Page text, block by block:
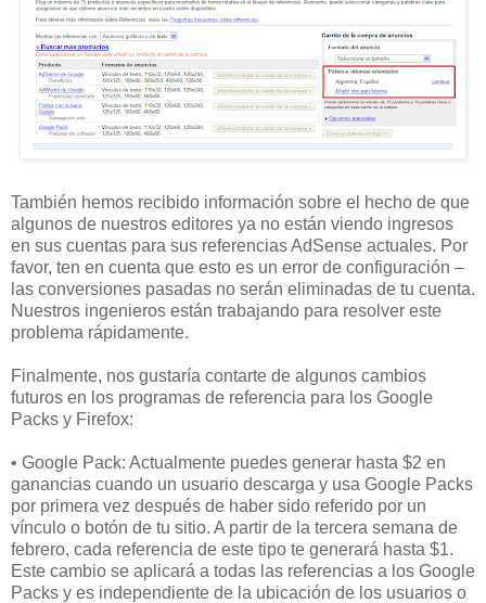
También hemos recibido información sobre el hecho de que
algunos de nuestros editores ya no están viendo ingresos
en sus cuentas para sus referencias AdSense actuales. Por
favor, ten en cuenta que esto es un error de configuración –
las conversiones pasadas no serán eliminadas de tu cuenta.
Nuestros ingenieros están trabajando para resolver este
problema rápidamente.
Finalmente, nos gustaría contarte de algunos cambios
futuros en los programas de referencia para los Google
Packs y Firefox:
• Google Pack: Actualmente puedes generar hasta $2 en
ganancias cuando un usuario descarga y usa Google Packs
por primera vez después de haber sido referido por un
vínculo o botón de tu sitio. A partir de la tercera semana de
febrero, cada referencia de este tipo te generará hasta $1.
Este cambio se aplicará a todas las referencias a los Google
Packs y es independiente de la ubicación de los usuarios o